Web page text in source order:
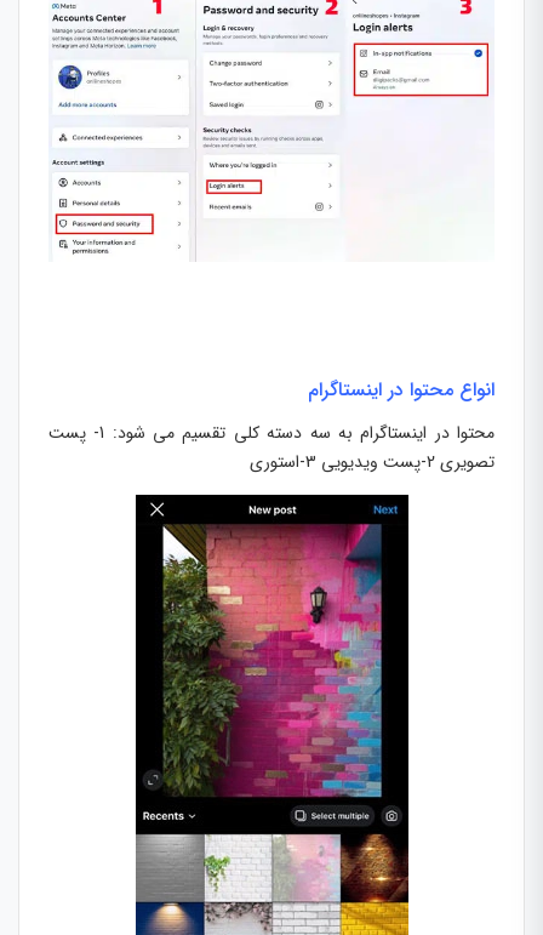
انواع محتوا در اینستاگرام
محتوا در اینستاگرام به سه دسته کلی تقسیم می شود: 1- پست
تصویری 2-پست ویدیویی 3-استوری